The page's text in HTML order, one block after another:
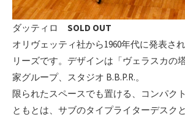
ダッティロ SOLD OUT
オリヴェッティ社から1960年代に発表さ
リーズです。デザインは「ヴェラスカの
家グループ、スタジオ B.B.P.R.。
限られたスペースでも置ける、コンパク
ともとは、サブのタイプライターデスク